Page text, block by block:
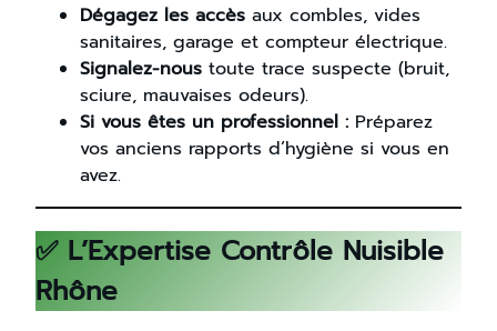
Dégagez les accès aux combles, vides
sanitaires, garage et compteur électrique.
Signalez-nous toute trace suspecte (bruit,
sciure, mauvaises odeurs).
Si vous êtes un professionnel : Préparez
vos anciens rapports d’hygiène si vous en
avez.
✅ L’Expertise Contrôle Nuisible
Rhône